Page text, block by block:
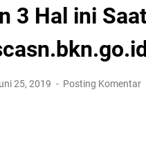
3 Hal ini
25, 2019 Posting Komentar